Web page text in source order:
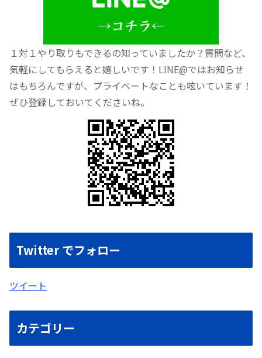
１対１やり取りもできるの知っていましたか？質問など、
気軽にしてもらえると嬉しいです！LINE@ではお知らせ
はもちろんですが、プライベートなことも呟いています！
ぜひ登録しておいてくださいね。
Twitter でフォロー
ツイート
カテゴリー